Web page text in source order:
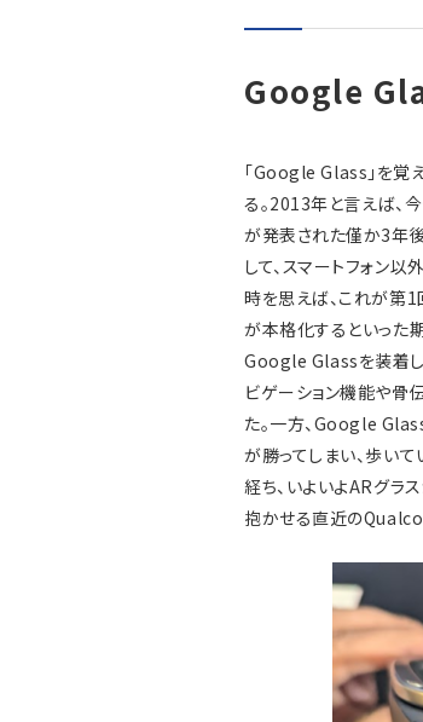
Google
「Google Glass」を覚
る。2013年と言えば、
が発表された僅か3年
して、スマートフォン
時を思えば、これが第
が本格化するといった
Google Glassを装着し
ビゲーション機能や骨
た。一方、Google
が勝ってしまい、歩い
経ち、いよいよARグラ
抱かせる直近の